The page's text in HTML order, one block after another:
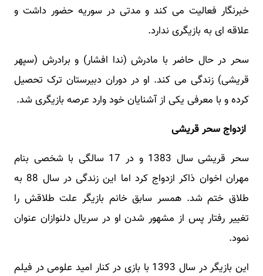
خبرنگار فعالیت می کند و مدتی در سوریه حضور داشت و
علاقه‌ ای به بازیگری ندارد.
سحر در حال حاضر با مادرش (ندا افشار) و برادرش (سپهر
قریشی) زندگی می کند. او در دوران دبیرستان ترک تحصیل
کرده و با معرفی یکی از آشنایان خود وارد عرصه بازیگری شد.
ازدواج سحر قریشی
سحر قریشی سال 1383 و در 17 سالگی با شخصی بنام
مهران اخوان ذاکر ازدواج کرد اما این زندگی در سال 88 به
طلاق ختم شد. همسر سابق خانم بازیگر علت طلاقش را
تغییر رفتار پس از مشهور شدن او در سریال دلنوازان عنوان
نمود.
این بازیگر در سال 1393 با بازی در کنار امید علومی در فیلم